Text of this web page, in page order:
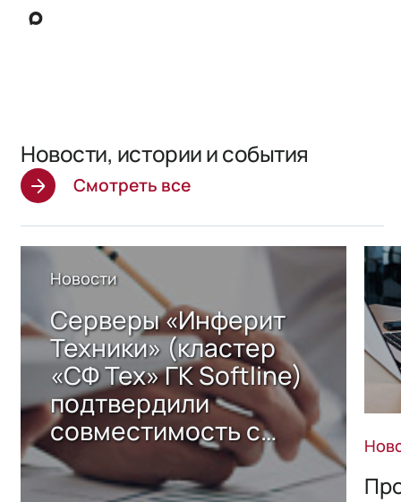
Новости, истории и события
Смотреть все
Новости
Серверы «Инферит
Техники» (кластер
«СФ Тех» ГК Softline)
подтвердили
совместимость с
решением Sharx
Storage 2.x для